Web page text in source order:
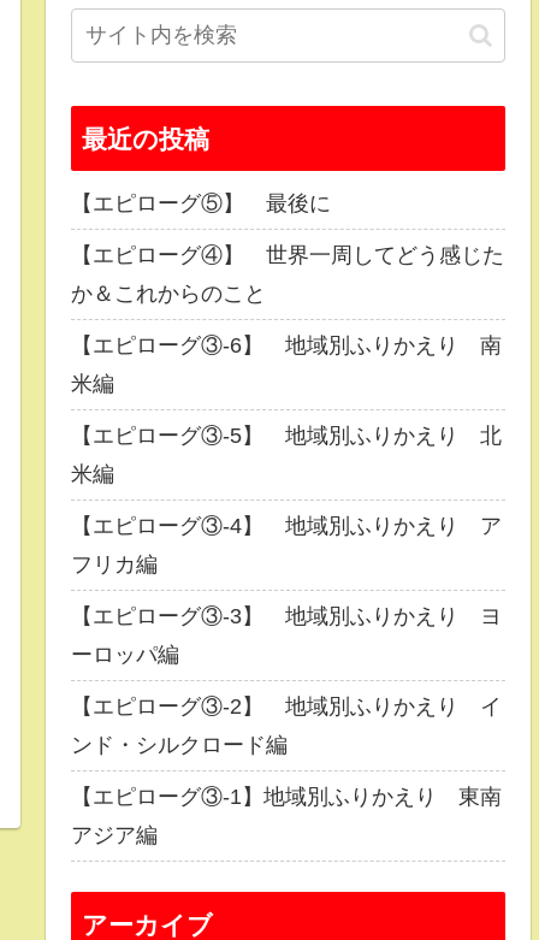
最近の投稿
【エピローグ⑤】 最後に
【エピローグ④】 世界一周してどう感じた
か＆これからのこと
【エピローグ③-6】 地域別ふりかえり 南
米編
【エピローグ③-5】 地域別ふりかえり 北
米編
【エピローグ③-4】 地域別ふりかえり ア
フリカ編
【エピローグ③-3】 地域別ふりかえり ヨ
ーロッパ編
【エピローグ③-2】 地域別ふりかえり イ
ンド・シルクロード編
【エピローグ③-1】地域別ふりかえり 東南
アジア編
アーカイブ